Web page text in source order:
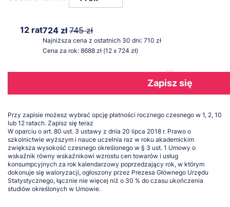
12 rat724 zł745 zł
Najniższa cena z ostatnich 30 dni: 710 zł
Cena za rok: 8688 zł (12 x 724 zł)
Zapisz się
Przy zapisie możesz wybrać opcję płatności rocznego czesnego w 1, 2, 10
lub 12 ratach. Zapisz się teraz
W oparciu o art. 80 ust. 3 ustawy z dnia 20 lipca 2018 r. Prawo o
szkolnictwie wyższym i nauce uczelnia raz w roku akademickim
zwiększa wysokość czesnego określonego w § 3 ust. 1 Umowy o
wskaźnik równy wskaźnikowi wzrostu cen towarów i usług
konsumpcyjnych za rok kalendarzowy poprzedzający rok, w którym
dokonuje się waloryzacji, ogłoszony przez Prezesa Głównego Urzędu
Statystycznego, łącznie nie więcej niż o 30 % do czasu ukończenia
studiów określonych w Umowie.